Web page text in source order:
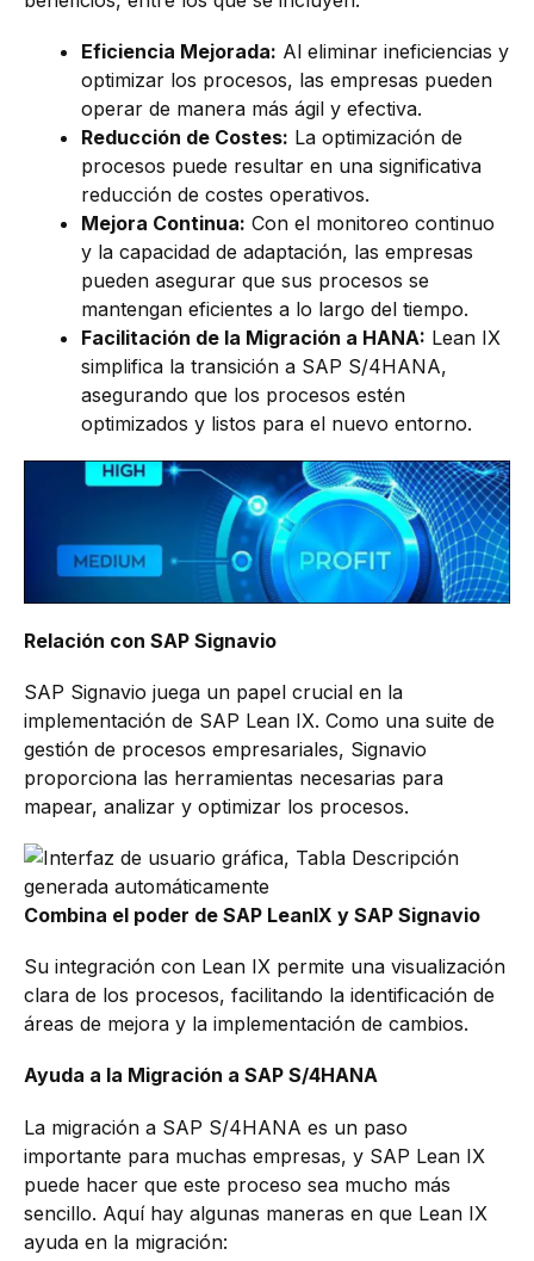
Eficiencia Mejorada: Al eliminar ineficiencias y
optimizar los procesos, las empresas pueden
operar de manera más ágil y efectiva.
Reducción de Costes: La optimización de
procesos puede resultar en una significativa
reducción de costes operativos.
Mejora Continua: Con el monitoreo continuo
y la capacidad de adaptación, las empresas
pueden asegurar que sus procesos se
mantengan eficientes a lo largo del tiempo.
Facilitación de la Migración a HANA: Lean IX
simplifica la transición a SAP S/4HANA,
asegurando que los procesos estén
optimizados y listos para el nuevo entorno.
Relación con SAP Signavio
SAP Signavio juega un papel crucial en la
implementación de SAP Lean IX. Como una suite de
gestión de procesos empresariales, Signavio
proporciona las herramientas necesarias para
mapear, analizar y optimizar los procesos.
Combina el poder de SAP LeanIX y SAP Signavio
Su integración con Lean IX permite una visualización
clara de los procesos, facilitando la identificación de
áreas de mejora y la implementación de cambios.
Ayuda a la Migración a SAP S/4HANA
La migración a SAP S/4HANA es un paso
importante para muchas empresas, y SAP Lean IX
puede hacer que este proceso sea mucho más
sencillo. Aquí hay algunas maneras en que Lean IX
ayuda en la migración: